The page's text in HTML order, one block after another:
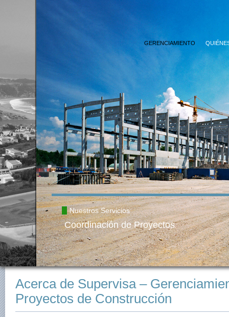
Nuestros Servicios
Coordinación de Proyectos
GERENCIAMIENTO
CONTACTO
Acerca de Supervisa –
Proyectos de Construcción